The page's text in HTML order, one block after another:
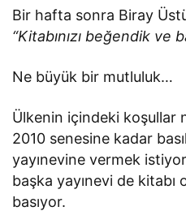
Bir hafta sonra Biray
“Kitabınızı beğendik ve
Ne büyük bir mutluluk…
Ülkenin içindeki koşullar
2010 senesine kadar
yayınevine vermek
başka yayınevi de
basıyor.